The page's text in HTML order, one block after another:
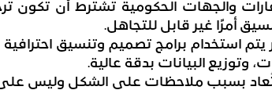
والجهات الحكومية تشترط أن تكون
أمرًا غير قابل للتجاهل.
استخدام برامج تصميم وتنسيق احترافية
وتوزيع البيانات بدقة عالية.
تُعاد بسبب ملاحظات على الشكل وليس